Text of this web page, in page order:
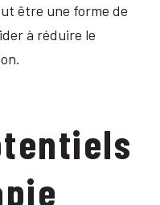
être une forme de
à réduire le